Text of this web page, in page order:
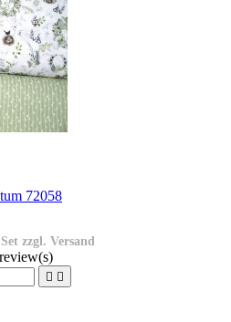
72058
zzgl. Versand
review(s)
 